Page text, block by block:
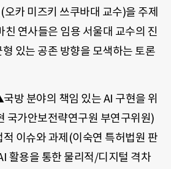
카 미즈키 쓰쿠바대 교수)을 주제
친 연사들은 임용 서울대 교수의 진
있는 공존 방향을 모색하는 토론
방 분야의 책임 있는 AI 구현을 위
국가안보전략연구원 부연구위원)
이슈와 과제(이숙연 특허법원 판
활용을 통한 물리적/디지털 격차